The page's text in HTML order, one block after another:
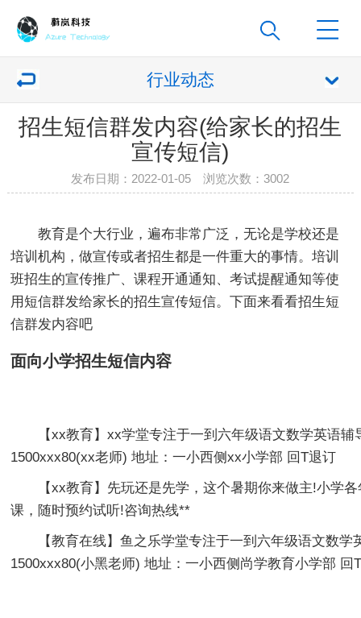
行业动态
招生短信群发内容(给家长的招生
宣传短信)
发布日期：2022-01-05 浏览次数：3002
教育是个大行业，遍布非常广泛，无论是学校还是
培训机构，做宣传或者招生都是一件重大的事情。培训
班招生的宣传推广、课程开通通知、考试提醒通知等使
用短信群发给家长的招生宣传短信。下面来看看招生短
信群发内容吧
面向小学招生短信内容
【xx教育】xx学堂专注于一到六年级语文数学英语辅
1500xxx80(xx老师) 地址：一小西侧xx小学部 回T退订
【xx教育】先玩还是先学，这个暑期你来做主!小学各
课，随时预约试听!咨询热线**
【教育在线】鱼之乐学堂专注于一到六年级语文数学
1500xxx80(小黑老师) 地址：一小西侧尚学教育小学部 回